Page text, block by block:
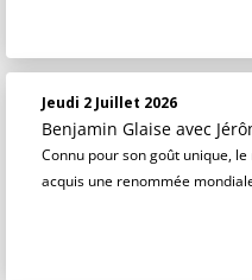
Jeudi 2 Juillet 2026
Benjamin Glaise avec
Connu pour son goût unique,
acquis une renommée